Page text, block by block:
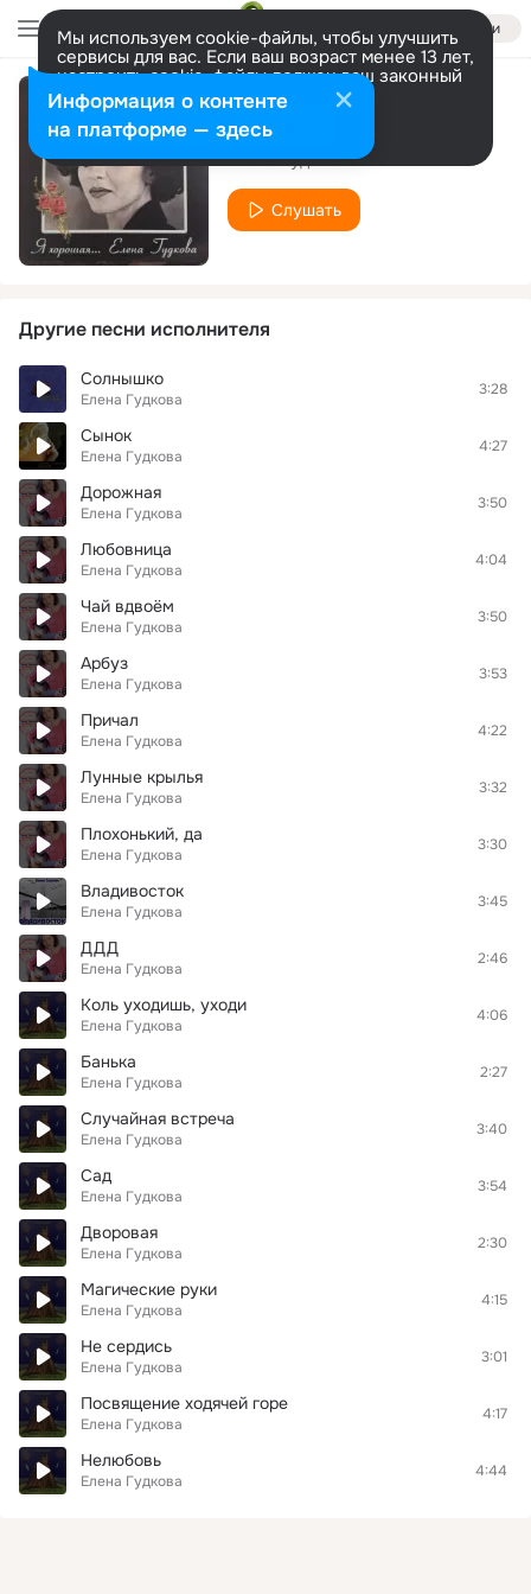
Войти
Мы используем cookie-файлы, чтобы улучшить
сервисы для вас. Если ваш возраст менее 13 лет,
настроить cookie-файлы должен ваш законный
представитель. Больше информации
Разрешить все Настроить
Строчки
Елена Гудкова
Слушать
Другие песни исполнителя
Солнышко
Елена Гудкова
3:28
Сынок
Елена Гудкова
4:27
Дорожная
Елена Гудкова
3:50
Любовница
Елена Гудкова
4:04
Чай вдвоём
Елена Гудкова
3:50
Арбуз
Елена Гудкова
3:53
Причал
Елена Гудкова
4:22
Лунные крылья
Елена Гудкова
3:32
Плохонький, да
Елена Гудкова
3:30
Владивосток
Елена Гудкова
3:45
ДДД
Елена Гудкова
2:46
Коль уходишь, уходи
Елена Гудкова
4:06
Банька
Елена Гудкова
2:27
Случайная встреча
Елена Гудкова
3:40
Сад
Елена Гудкова
3:54
Дворовая
Елена Гудкова
2:30
Магические руки
Елена Гудкова
4:15
Не сердись
Елена Гудкова
3:01
Посвящение ходячей горе
Елена Гудкова
4:17
Нелюбовь
Елена Гудкова
4:44
Информация о контенте
на платформе — здесь